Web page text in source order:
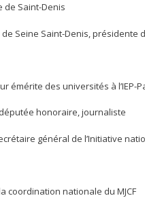
de Saint-Denis
de Seine Saint-Denis,
émérite des universités à l’IEP-
députée honoraire, journaliste
général de l’Initiative
coordination nationale du MJCF